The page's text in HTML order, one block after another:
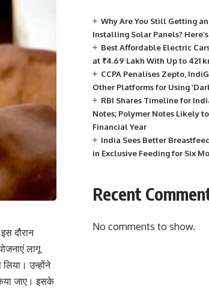
दौरान
लागू
उन्होंने
जाए। इसके
Why Are You Still Getting
Installing Solar Panels?
Best Affordable Electric
at ₹4.69 Lakh With Up to 421
CCPA Penalises Zepto,
Other Platforms for Using
RBI Shares Timeline for
Notes; Polymer Notes Likely
Financial Year
India Sees Better
in Exclusive Feeding for Six
Recent
No comments to show.